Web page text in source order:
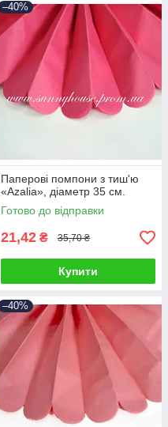
–40%
Паперові помпони з тиш'ю
«Azalia», діаметр 35 см.
Готово до відправки
21,42 ₴ 35,70 ₴
Купити
–40%